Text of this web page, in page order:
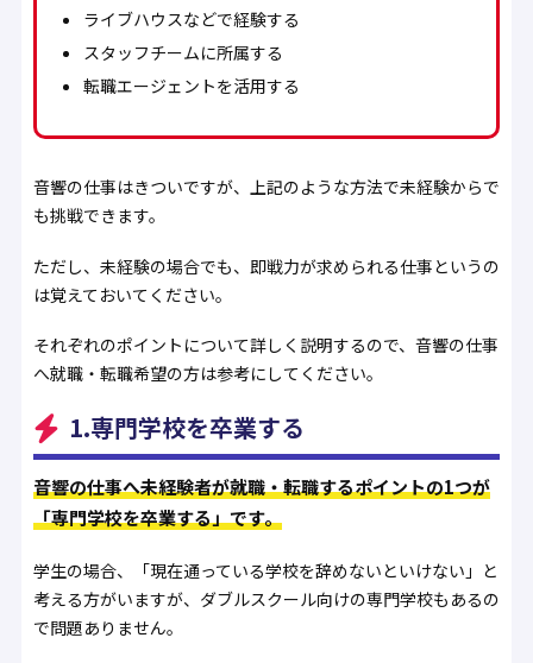
ライブハウスなどで経験する
スタッフチームに所属する
転職エージェントを活用する
音響の仕事はきついですが、上記のような方法で未経験からで
も挑戦できます。
ただし、未経験の場合でも、即戦力が求められる仕事というの
は覚えておいてください。
それぞれのポイントについて詳しく説明するので、音響の仕事
へ就職・転職希望の方は参考にしてください。
1.専門学校を卒業する
音響の仕事へ未経験者が就職・転職するポイントの1つが
「専門学校を卒業する」です。
学生の場合、「現在通っている学校を辞めないといけない」と
考える方がいますが、ダブルスクール向けの専門学校もあるの
で問題ありません。